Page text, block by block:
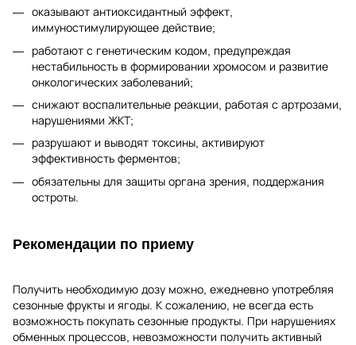
оказывают антиоксидантный эффект,
иммуностимулирующее действие;
работают с генетическим кодом, предупреждая
нестабильность в формировании хромосом и развитие
онкологических заболеваний;
снижают воспалительные реакции, работая с артрозами,
нарушениями ЖКТ;
разрушают и выводят токсины, активируют
эффективность ферментов;
обязательны для защиты органа зрения, поддержания
остроты.
Рекомендации по приему
Получить необходимую дозу можно, ежедневно употребляя
сезонные фрукты и ягоды. К сожалению, не всегда есть
возможность покупать сезонные продукты. При нарушениях
обменных процессов, невозможности получить активный